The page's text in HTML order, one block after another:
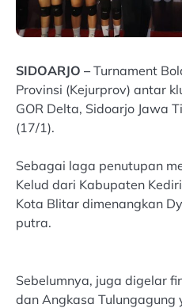
SIDOARJO –Turnament
Provinsi (Kejurprov) antar
GOR Delta, Sidoarjo Jawa
(17/1).
Sebagai laga penutupan
Kelud dari Kabupaten
Kota Blitar dimenangkan
putra.
Sebelumnya, juga digelar
dan Angkasa Tulungagung